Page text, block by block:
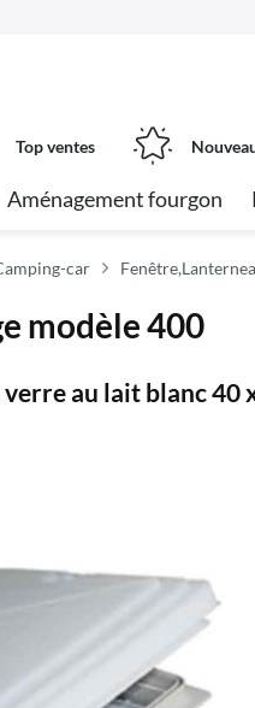
Top ventes
Aménagement fourgon
car
modèle 400
au lait blanc 40